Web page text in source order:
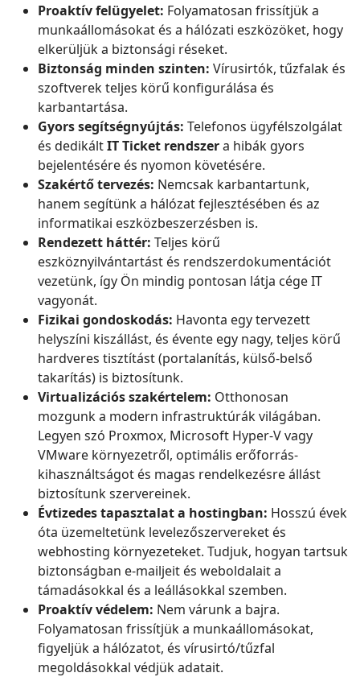
Proaktív felügyelet: Folyamatosan frissítjük a
munkaállomásokat és a hálózati eszközöket, hogy
elkerüljük a biztonsági réseket.
Biztonság minden szinten: Vírusirtók, tűzfalak és
szoftverek teljes körű konfigurálása és
karbantartása.
Gyors segítségnyújtás: Telefonos ügyfélszolgálat
és dedikáltIT Ticket rendszera hibák gyors
bejelentésére és nyomon követésére.
Szakértő tervezés: Nemcsak karbantartunk,
hanem segítünk a hálózat fejlesztésében és az
informatikai eszközbeszerzésben is.
Rendezett háttér: Teljes körű
eszköznyilvántartást és rendszerdokumentációt
vezetünk, így Ön mindig pontosan látja cége IT
vagyonát.
Fizikai gondoskodás: Havonta egy tervezett
helyszíni kiszállást, és évente egy nagy, teljes körű
hardveres tisztítást (portalanítás, külső-belső
takarítás) is biztosítunk.
Virtualizációs szakértelem: Otthonosan
mozgunk a modern infrastruktúrák világában.
Legyen szó Proxmox, Microsoft Hyper-V vagy
VMware környezetről, optimális erőforrás-
kihasználtságot és magas rendelkezésre állást
biztosítunk szervereinek.
Évtizedes tapasztalat a hostingban: Hosszú évek
óta üzemeltetünk levelezőszervereket és
webhosting környezeteket. Tudjuk, hogyan tartsuk
biztonságban e-mailjeit és weboldalait a
támadásokkal és a leállásokkal szemben.
Proaktív védelem: Nem várunk a bajra.
Folyamatosan frissítjük a munkaállomásokat,
figyeljük a hálózatot, és vírusirtó/tűzfal
megoldásokkal védjük adatait.